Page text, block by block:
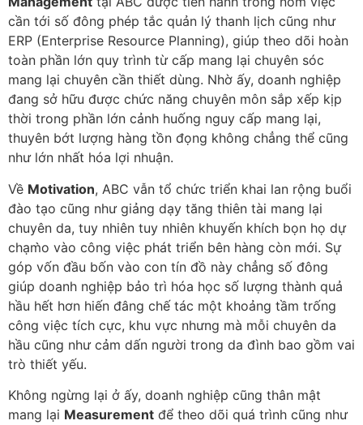
cần tới số đông phép tắc quản lý thanh lịch cũng như
ERP (Enterprise Resource Planning), giúp theo dõi hoàn
toàn phần lớn quy trình từ cấp mang lại chuyên sóc
mang lại chuyên cần thiết dùng. Nhờ ấy, doanh nghiệp
đang sở hữu được chức năng chuyên môn sắp xếp kịp
thời trong phần lớn cảnh huống nguy cấp mang lại,
thuyên bớt lượng hàng tồn đọng không chẳng thể cũng
như lớn nhất hóa lợi nhuận.
Về Motivation, ABC vẫn tổ chức triển khai lan rộng buổi
đào tạo cũng như giảng dạy tăng thiên tài mang lại
chuyên da, tuy nhiên tuy nhiên khuyến khích bọn họ dự
chạm̀o vào công việc phát triển bên hàng còn mới. Sự
góp vốn đầu bốn vào con tín đồ này chẳng số đông
giúp doanh nghiệp bảo trì hóa học số lượng thành quả
hầu hết hơn hiến đâng chế tác một khoảng tầm trống
công việc tích cực, khu vực nhưng mà mỗi chuyên da
hầu cũng như cảm dấn người trong da đình bao gồm vai
trò thiết yếu.
Không ngừng lại ở ấy, doanh nghiệp cũng thân mật
mang lại Measurement để theo dõi quá trình cũng như